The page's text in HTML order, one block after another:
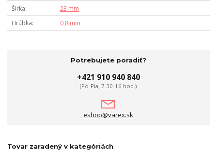
Šírka
23 mm
Hrúbka
0,8 mm
Potrebujete poradiť?
+421 910 940 840
(Po-Pia, 7.30-16 hod.)
eshop@varex.sk
Tovar zaradený v kategóriách